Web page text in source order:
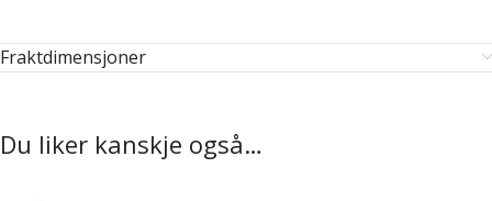
Fraktdimensjoner
Du liker kanskje også…